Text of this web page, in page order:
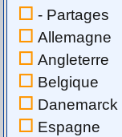
- Partages
Allemagne
Angleterre
Belgique
Danemarck
Espagne